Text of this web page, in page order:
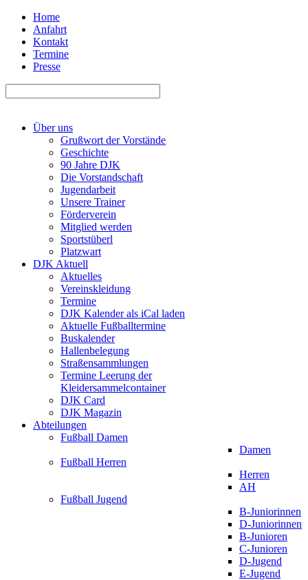
Home
Anfahrt
Kontakt
Termine
Presse
Über uns
Grußwort der Vorstände
Geschichte
90 Jahre DJK
Die Vorstandschaft
Jugendarbeit
Unsere Trainer
Förderverein
Mitglied werden
Sportstüberl
Platzwart
DJK Aktuell
Aktuelles
Vereinskleidung
Termine
DJK Kalender als iCal laden
Aktuelle Fußballtermine
Buskalender
Hallenbelegung
Straßensammlungen
Termine Leerung der
Kleidersammelcontainer
DJK Card
DJK Magazin
Abteilungen
Fußball Damen
Damen
Fußball Herren
Herren
AH
Fußball Jugend
B-Juniorinnen
D-Juniorinnen
B-Junioren
C-Junioren
D-Jugend
E-Jugend